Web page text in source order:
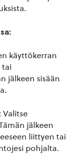
käyttökerran
tai
jälkeen sisään
Valitse
jälkeen
liittyen tai
pohjalta.